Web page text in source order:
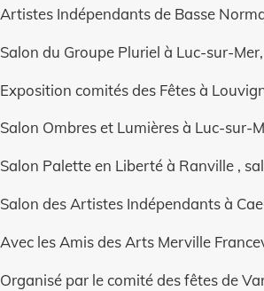
Artistes Indépendants de Basse
Salon du Groupe Pluriel à Luc-sur-
Exposition comités des Fêtes à
Salon Ombres et Lumières à Luc-sur-
Salon Palette en Liberté à Ranville ,
Salon des Artistes Indépendants à
Avec les Amis des Arts Merville
Organisé par le comité des fêtes de